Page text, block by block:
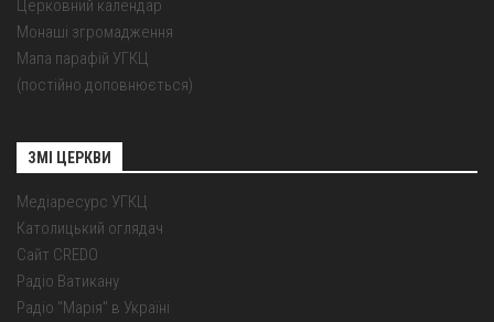
Церковний календар
Монаші згромадження
Мапа парафій УГКЦ
(постійно доповнюється)
ЗМІ ЦЕРКВИ
Медіаресурс УГКЦ
Католицький оглядач
Сайт CREDO
Радіо Ватикану
Радіо "Марія" в Україні